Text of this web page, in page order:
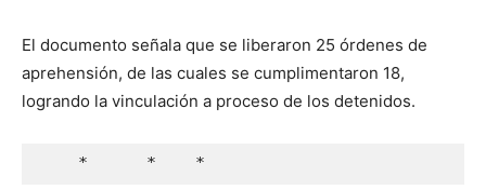
El documento señala que se liberaron 25 órdenes de
aprehensión, de las cuales se cumplimentaron 18,
logrando la vinculación a proceso de los detenidos.
    *      *    *